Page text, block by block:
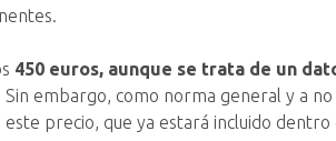
450 euros, aunque se trata de un
Sin embargo, como norma general y a
precio, que ya estará incluido dentro